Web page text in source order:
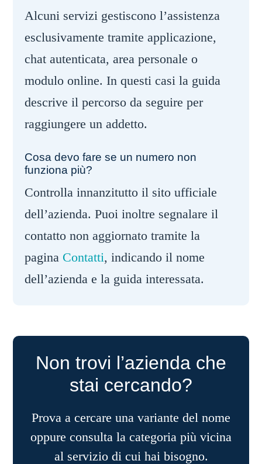
Alcuni servizi gestiscono l’assistenza
esclusivamente tramite applicazione,
chat autenticata, area personale o
modulo online. In questi casi la guida
descrive il percorso da seguire per
raggiungere un addetto.
Cosa devo fare se un numero non
funziona più?
Controlla innanzitutto il sito ufficiale
dell’azienda. Puoi inoltre segnalare il
contatto non aggiornato tramite la
pagina Contatti, indicando il nome
dell’azienda e la guida interessata.
Non trovi l’azienda che
stai cercando?
Prova a cercare una variante del nome
oppure consulta la categoria più vicina
al servizio di cui hai bisogno.